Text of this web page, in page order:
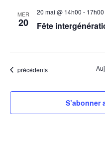
MER
20 Fête
20 mai @ 14h00 - 17h00
Évènements
précédents
S’abonner